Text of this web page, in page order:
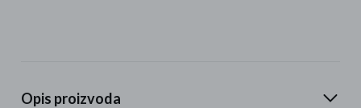
Opis proizvoda